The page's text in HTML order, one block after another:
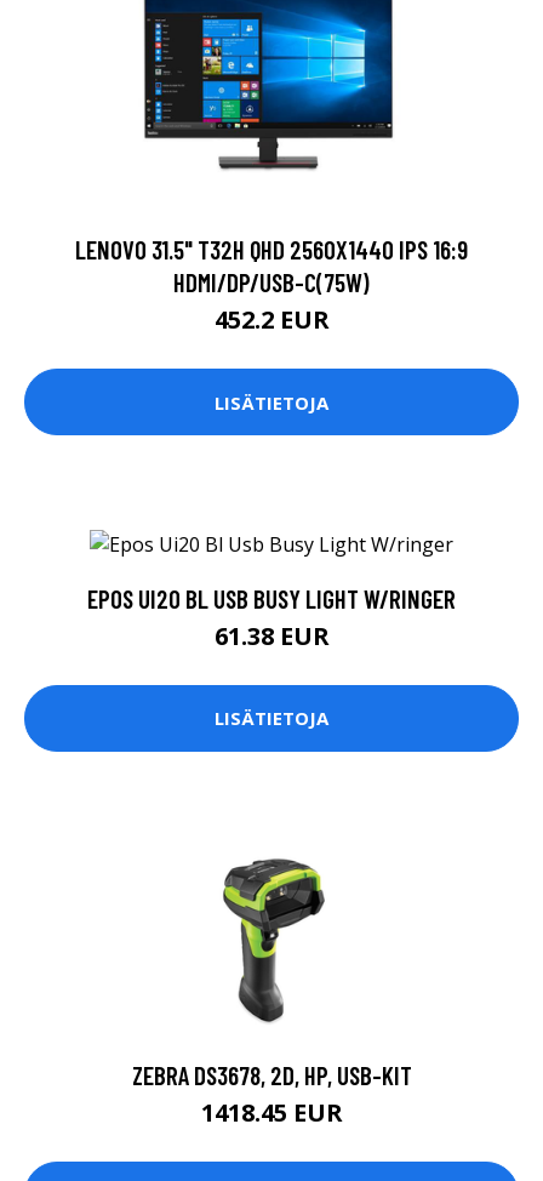
LENOVO 31.5" T32H QHD 2560X1440 IPS 16:9
HDMI/DP/USB-C(75W)
452.2 EUR
LISÄTIETOJA
EPOS UI20 BL USB BUSY LIGHT W/RINGER
61.38 EUR
LISÄTIETOJA
ZEBRA DS3678, 2D, HP, USB-KIT
1418.45 EUR